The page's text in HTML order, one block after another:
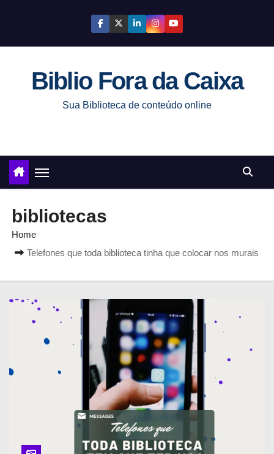
Biblio Fora da Caixa
Sua Biblioteca de conteúdo online
bibliotecas
Home
Telefones que toda biblioteca tinha que colocar nos murais